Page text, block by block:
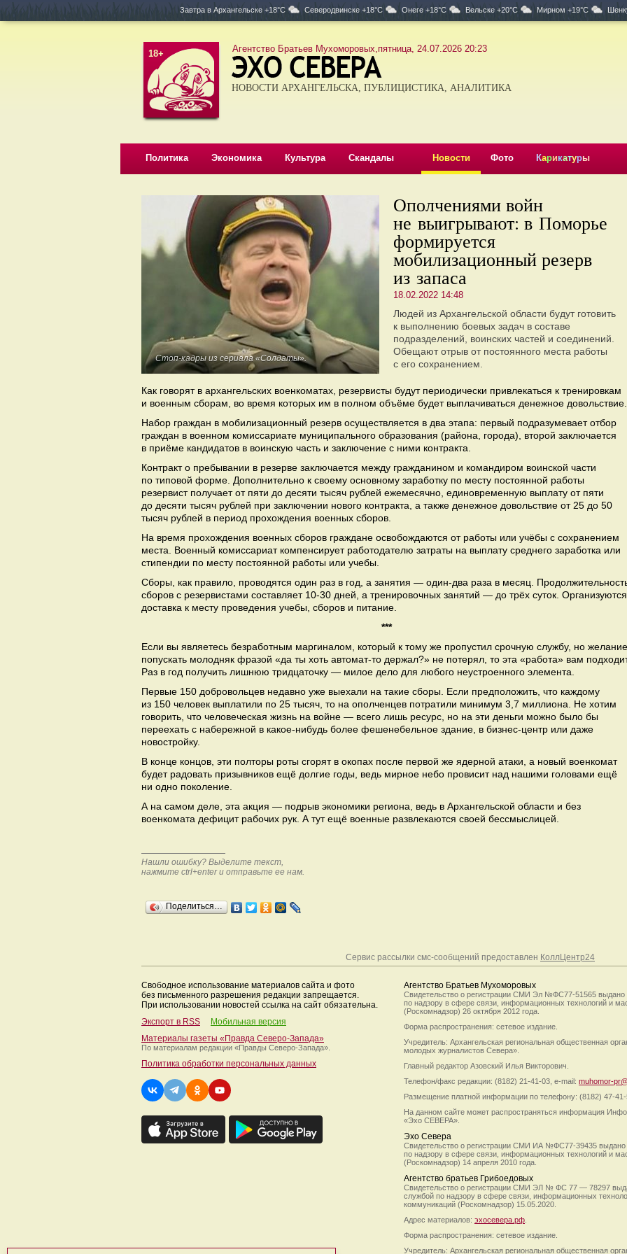
Завтра в Архангельске +18°C Северодвинске +18°C Онеге +18°C Вельске +20°C Мирном +19°C
18+ Агентство Братьев Мухоморовых,пятница, 24.07.2026 20:23
НОВОСТИ АРХАНГЕЛЬСКА, ПУБЛИЦИСТИКА, АНАЛИТИКА
Политика Экономика Культура Скандалы Новости Фото Карикатуры
Стоп-кадры из сериала «Солдаты».
Ополчениями войн
не выигрывают: в Поморье
формируется
мобилизационный резерв
из запаса
18.02.2022 14:48
Людей из Архангельской области будут готовить
к выполнению боевых задач в составе
подразделений, воинских частей и соединений.
Обещают отрыв от постоянного места работы
с его сохранением.
Как говорят в архангельских военкоматах, резервисты будут периодически привлекаться к тренировкам
и военным сборам, во время которых им в полном объёме будет выплачиваться денежное довольствие.
Набор граждан в мобилизационный резерв осуществляется в два этапа: первый подразумевает отбор
граждан в военном комиссариате муниципального образования (района, города), второй заключается
в приёме кандидатов в воинскую часть и заключение с ними контракта.
Контракт о пребывании в резерве заключается между гражданином и командиром воинской части
по типовой форме. Дополнительно к своему основному заработку по месту постоянной работы
резервист получает от пяти до десяти тысяч рублей ежемесячно, единовременную выплату от пяти
до десяти тысяч рублей при заключении нового контракта, а также денежное довольствие от 25 до 50
тысяч рублей в период прохождения военных сборов.
На время прохождения военных сборов граждане освобождаются от работы или учёбы с сохранением
места. Военный комиссариат компенсирует работодателю затраты на выплату среднего заработка или
стипендии по месту постоянной работы или учебы.
Сборы, как правило, проводятся один раз в год, а занятия — один-два раза в месяц.
сборов с резервистами составляет 10-30 дней, а тренировочных занятий — до трёх суток. Организуются
доставка к месту проведения учебы, сборов и питание.
***
Если вы являетесь безработным маргиналом, который к тому же пропустил срочную службу, но желание
попускать молодняк фразой «да ты хоть автомат-то держал?» не потерял, то эта «работа» вам
Раз в год получить лишнюю тридцаточку — милое дело для любого неустроенного элемента.
Первые 150 добровольцев недавно уже выехали на такие сборы. Если предположить, что каждому
из 150 человек выплатили по 25 тысяч, то на ополченцев потратили минимум 3,7 миллиона. Не хотим
говорить, что человеческая жизнь на войне — всего лишь ресурс, но на эти деньги можно было бы
переехать с набережной в какое-нибудь более фешенебельное здание, в бизнес-центр или даже
новостройку.
В конце концов, эти полторы роты сгорят в окопах после первой же ядерной атаки, а новый военкомат
будет радовать призывников ещё долгие годы, ведь мирное небо провисит над нашими головами ещё
ни одно поколение.
А на самом деле, эта акция — подрыв экономики региона, ведь в Архангельской области и без
военкомата дефицит рабочих рук. А тут ещё военные развлекаются своей бессмыслицей.
Нашли ошибку? Выделите текст,
нажмите ctrl+enter и отправьте ее нам.
Поделиться…
Сервис рассылки смс-сообщений предоставлен КоллЦентр24
Свободное использование материалов сайта и фото
без письменного разрешения редакции запрещается.
При использовании новостей ссылка на сайт обязательна.
Экспорт в RSS
Мобильная версия
Материалы газеты «Правда Северо-Запада»
По материалам редакции «Правды Северо-Запада».
Политика обработки персональных данных
Агентство Братьев Мухоморовых
Свидетельство о регистрации СМИ Эл №ФС77-51565 выдано
по надзору в сфере связи, информационных технологий и
(Роскомнадзор) 26 октября 2012 года.
Форма распространения: сетевое издание.
Учредитель: Архангельская региональная общественная
молодых журналистов Севера».
Главный редактор Азовский Илья Викторович.
Телефон/факс редакции: (8182) 21-41-03, e-mail: muhomor-
Размещение платной информации по телефону: (8182) 47-
На данном сайте может распространяться информация
«Эхо СЕВЕРА».
Эхо Севера
Свидетельство о регистрации СМИ ИА №ФС77-39435 выдано
по надзору в сфере связи, информационных технологий и
(Роскомнадзор) 14 апреля 2010 года.
Агентство братьев Грибоедовых
Свидетельство о регистрации СМИ ЭЛ № ФС 77 — 78297
службой по надзору в сфере связи, информационных
коммуникаций (Роскомнадзор) 15.05.2020.
Адрес материалов: эхосевера.рф
Форма распространения: сетевое издание.
Учредитель: Архангельская региональная общественная